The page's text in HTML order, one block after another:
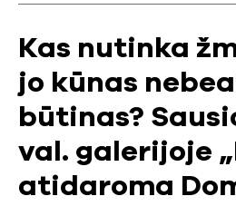
Kas nutinka
jo kūnas
būtinas?
val. galerijoje
atidaroma